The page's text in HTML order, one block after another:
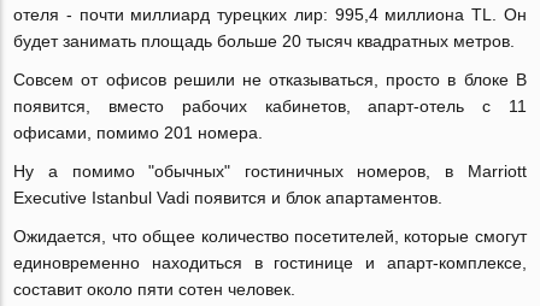
отеля - почти миллиард турецких лир: 995,4 миллиона TL. Он
будет занимать площадь больше 20 тысяч квадратных метров.
Совсем от офисов решили не отказываться, просто в блоке В
появится, вместо рабочих кабинетов, апарт-отель с 11
офисами, помимо 201 номера.
Ну а помимо "обычных" гостиничных номеров, в Marriott
Executive Istanbul Vadi появится и блок апартаментов.
Ожидается, что общее количество посетителей, которые смогут
единовременно находиться в гостинице и апарт-комплексе,
составит около пяти сотен человек.